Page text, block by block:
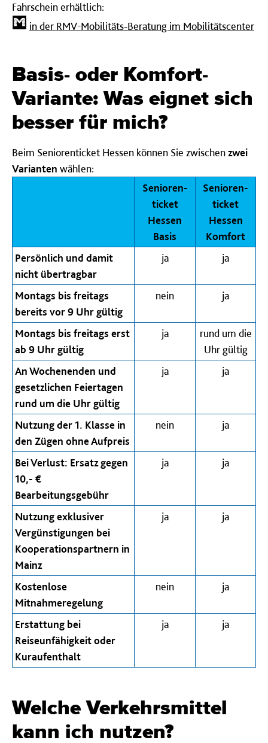
Fahrschein erhältlich:
in der RMV-Mobilitäts-Beratung im Mobilitätscenter
Basis- oder Komfort-
Variante: Was eignet sich
besser für mich?
Beim Seniorenticket Hessen können Sie zwischenzwei
Varianten wählen:
Senioren­
ticket
Hessen
Basis
Senioren­
ticket
Hessen
Komfort
Persönlich und damit
nicht übertragbar
ja ja
Montags bis freitags
bereits vor 9 Uhr gültig
nein ja
Montags bis freitags erst
ab 9 Uhr gültig
ja
rund um die
Uhr gültig
An Wochenenden und
gesetzlichen Feiertagen
rund um die Uhr gültig
ja ja
Nutzung der 1. Klasse in
den Zügen ohne Aufpreis
nein ja
Bei Verlust: Ersatz gegen
10,- €
Bearbeitungsgebühr
ja ja
Nutzung exklusiver
Vergünstigungen bei
Kooperationspartnern in
Mainz
ja ja
Kostenlose
Mitnahmeregelung
nein ja
Erstattung bei
Reiseunfähigkeit oder
Kuraufenthalt
ja ja
Welche Verkehrsmittel
kann ich nutzen?